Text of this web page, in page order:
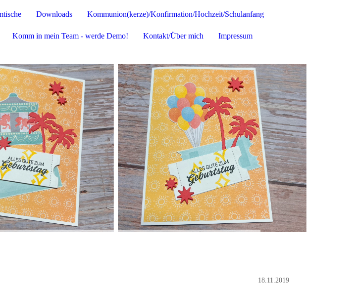
Downloads Kommunion(kerze)/Konfirmation/Hochzeit/Schulanfang
Komm in mein Team - werde Demo! Kontakt/Über mich Impressum
18.11.2019